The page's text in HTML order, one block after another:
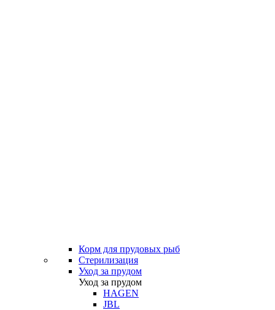
Корм для прудовых рыб
Стерилизация
Уход за прудом
Уход за прудом
HAGEN
JBL